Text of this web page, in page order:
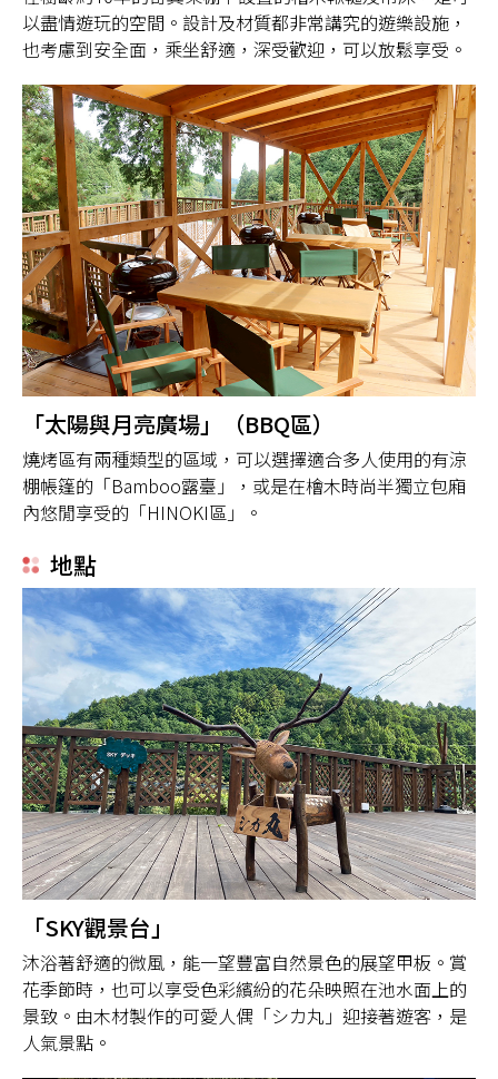
以盡情遊玩的空間。設計及材質都非常講究的遊樂設施，
也考慮到安全面，乘坐舒適，深受歡迎，可以放鬆享受。
「太陽與月亮廣場」（BBQ區）
燒烤區有兩種類型的區域，可以選擇適合多人使用的有涼
棚帳篷的「Bamboo露臺」，或是在檜木時尚半獨立包廂
內悠閒享受的「HINOKI區」。
地點
「SKY觀景台」
沐浴著舒適的微風，能一望豐富自然景色的展望甲板。賞
花季節時，也可以享受色彩繽紛的花朵映照在池水面上的
景致。由木材製作的可愛人偶「シカ丸」迎接著遊客，是
人氣景點。